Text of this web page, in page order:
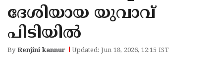
ദേശിയായ യുവാവ്
പിടിയിൽ
ByRenjini kannur Updated: Jun 18, 2026, 12:15 IST